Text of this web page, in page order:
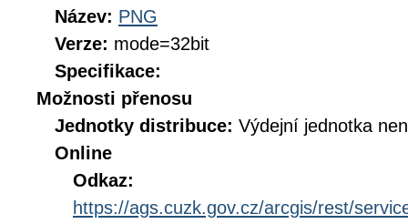
Název: PNG
Verze: mode=32bit
Specifikace:
Možnosti přenosu
Jednotky distribuce: Výdejní jednotka
Online
Odkaz:
https://ags.cuzk.gov.cz/arcgis/rest/